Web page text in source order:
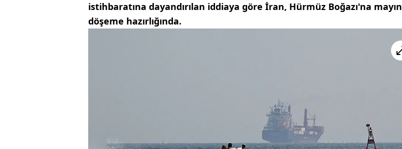
istihbaratına dayandırılan iddiaya göre İran, Hürmüz Boğazı'na mayın
döşeme hazırlığında.